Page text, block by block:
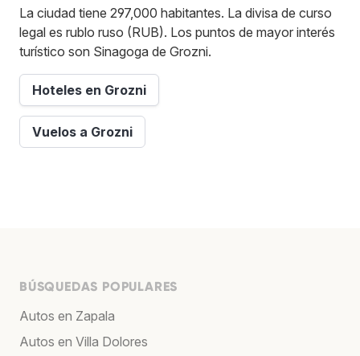
La ciudad tiene 297,000 habitantes. La divisa de curso
legal es rublo ruso (RUB). Los puntos de mayor interés
turístico son Sinagoga de Grozni.
Hoteles en Grozni
Vuelos a Grozni
BÚSQUEDAS POPULARES
Autos en Zapala
Autos en Villa Dolores